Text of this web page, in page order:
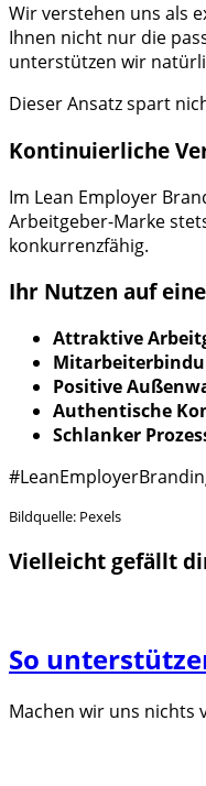
Wir verstehen uns als
Ihnen nicht nur die
unterstützen wir
Dieser Ansatz spart
Kontinuierliche
Im Lean Employer
Arbeitgeber-Marke
konkurrenzfähig.
Ihr Nutzen auf
Attraktive
Positive
Authentische
Schlanker
Bildquelle: Pexels
Vielleicht gefällt
So
Machen wir uns nichts